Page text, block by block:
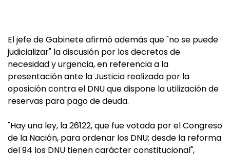
El jefe de Gabinete afirmó además que "no se puede
judicializar" la discusión por los decretos de
necesidad y urgencia, en referencia a la
presentación ante la Justicia realizada por la
oposición contra el DNU que dispone la utilización de
reservas para pago de deuda.
"Hay una ley, la 26122, que fue votada por el Congreso
de la Nación, para ordenar los DNU; desde la reforma
del 94 los DNU tienen carácter constitucional",